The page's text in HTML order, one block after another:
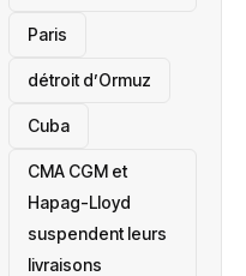
Paris
détroit d’Ormuz
‎Cuba
CMA CGM et
Hapag-Lloyd
suspendent leurs
livraisons